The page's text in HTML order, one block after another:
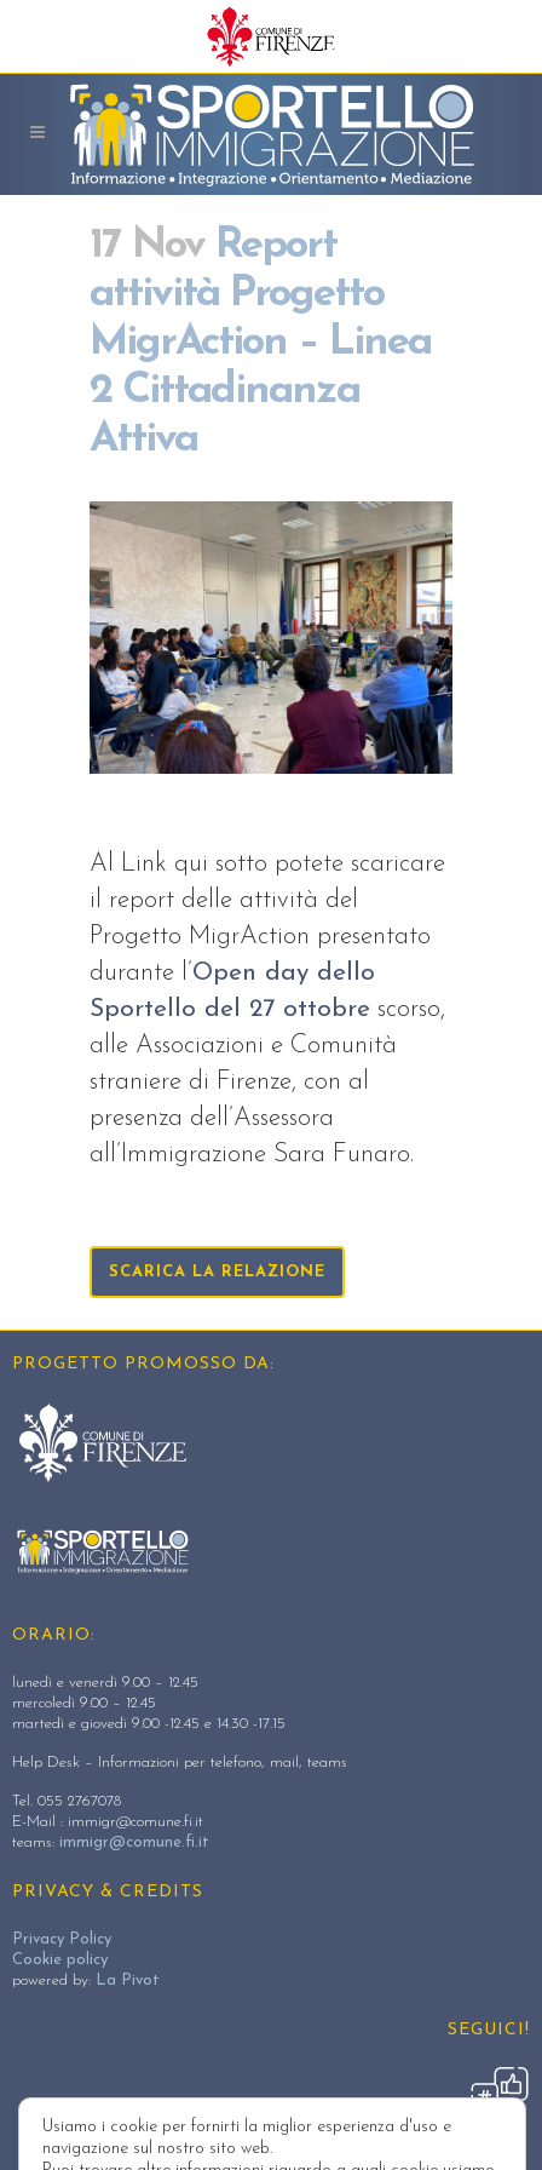
17 NovReport
attività Progetto
MigrAction – Linea
2 Cittadinanza
Attiva
Al Link qui sotto potete scaricare
il report delle attività del
Progetto MigrAction presentato
durante l’ Open day dello
Sportello del 27 ottobre scorso,
alle Associazioni e Comunità
straniere di Firenze, con al
presenza dell’Assessora
all’Immigrazione Sara Funaro.
SCARICA LA RELAZIONE
PROGETTO PROMOSSO DA:
ORARIO:
lunedì e venerdì 9.00 – 12.45
mercoledì 9.00 – 12.45
martedì e giovedì 9.00 -12.45 e 14.30 -17.15
Help Desk – Informazioni per telefono, mail, teams
Tel. 055 2767078
E-Mail : immigr@comune.fi.it
teams: immigr@comune.fi.it
PRIVACY & CREDITS
Privacy Policy
Cookie policy
powered by: La Pivot
SEGUICI!
Usiamo i cookie per fornirti la miglior esperienza d'uso e
navigazione sul nostro sito web.